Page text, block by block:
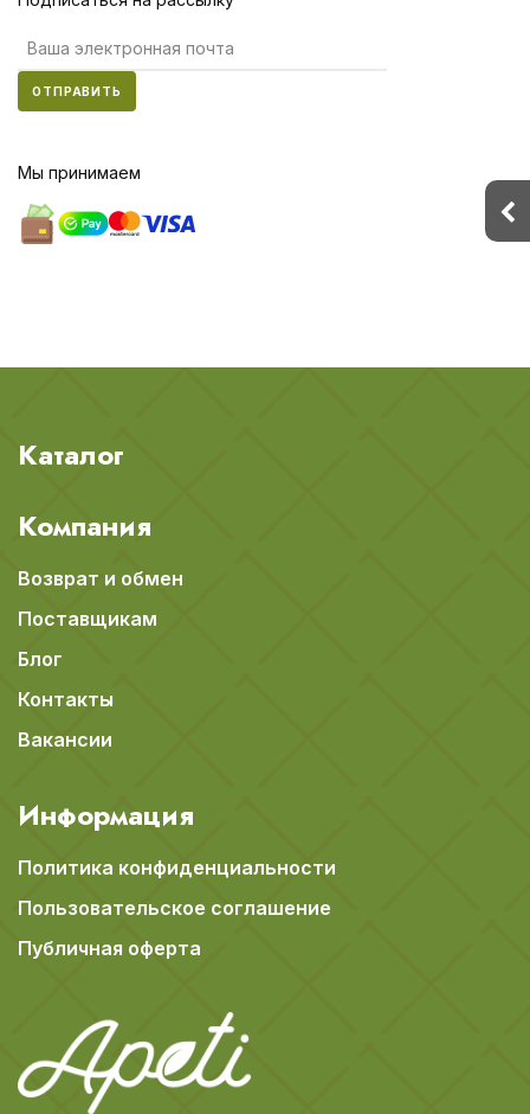
ОТПРАВИТЬ
Мы принимаем
Каталог
Компания
Возврат и обмен
Поставщикам
Блог
Контакты
Вакансии
Информация
Политика конфиденциальности
Пользовательское соглашение
Публичная оферта